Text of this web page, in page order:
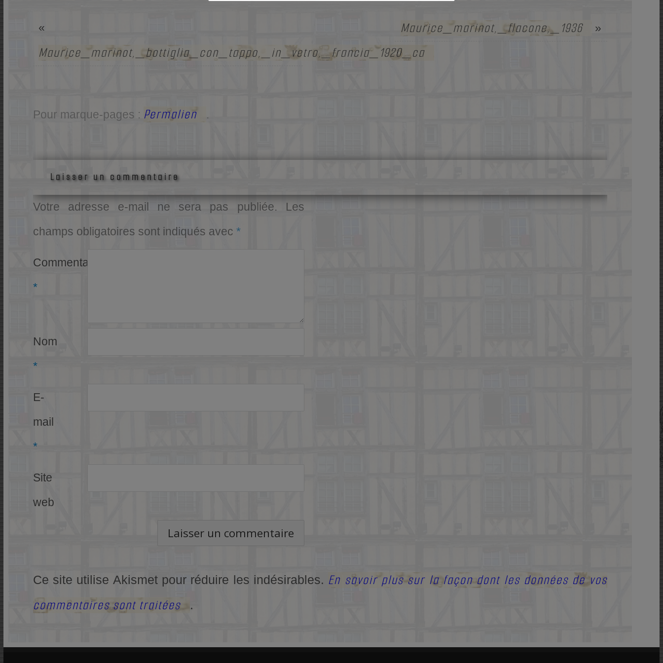
«
Maurice_marinot,_bottiglia_con_tappo,_in_vetro,_francia_1920_ca
Maurice_marinot,_flacone,_1936 »
Pour marque-pages : Permalien .
Laisser un commentaire
Votre adresse e-mail ne sera pas publiée.
Les
champs obligatoires sont indiqués avec *
Commentaire
*
Nom
*
E-
mail
*
Site
web
Ce site utilise Akismet pour réduire les indésirables. En savoir plus sur la façon dont les données de vos
commentaires sont traitées
.